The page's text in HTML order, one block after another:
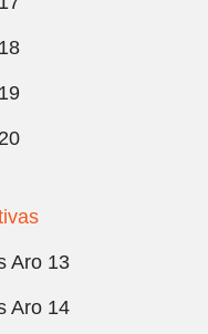
Aro 13
Aro 14